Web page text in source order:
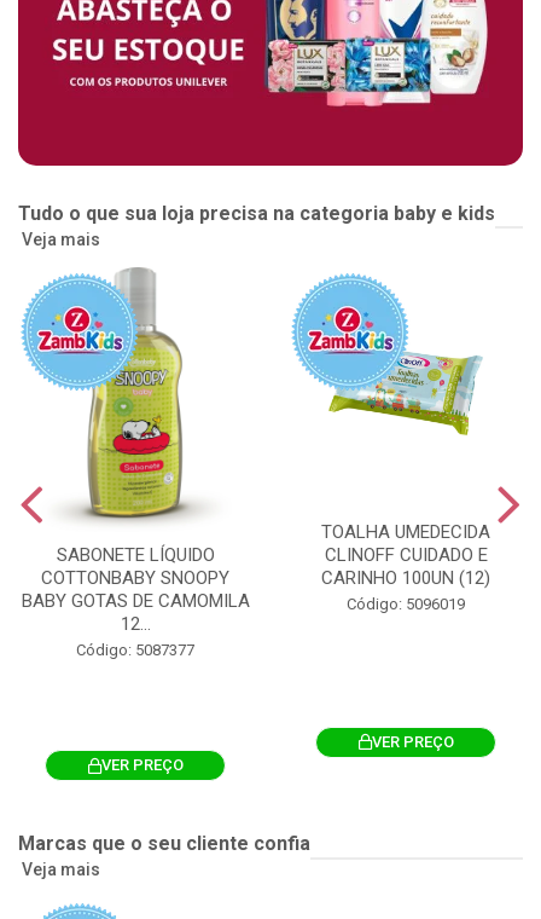
Tudo o que sua loja precisa na categoria baby e kids
Veja mais
SABONETE LÍQUIDO
COTTONBABY SNOOPY
BABY GOTAS DE CAMOMILA
12...
Código: 5087377
VER PREÇO
TOALHA UMEDECIDA
CLINOFF CUIDADO E
CARINHO 100UN (12)
Código: 5096019
VER PREÇO
Marcas que o seu cliente confia
Veja mais